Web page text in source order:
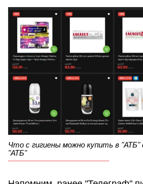
Что с гигиены можно купить в "АТБ"
"АТБ"